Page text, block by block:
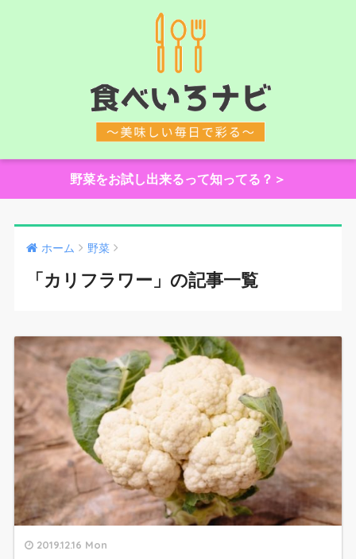
野菜をお試し出来るって知ってる？＞
ホーム 野菜
「カリフラワー」の記事一覧
2019.12.16 Mon